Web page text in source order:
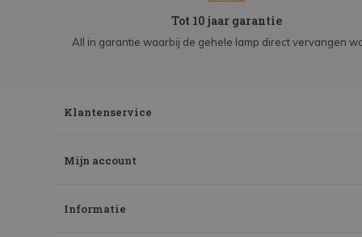
Tot 10 jaar garantie
All in garantie waarbij de gehele lamp direct vervangen
Klantenservice
Mijn account
Informatie